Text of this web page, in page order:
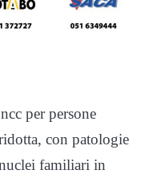
per persone
con patologie
familiari in